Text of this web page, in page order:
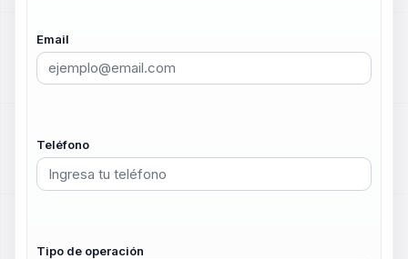
Email
Teléfono
Tipo de operación